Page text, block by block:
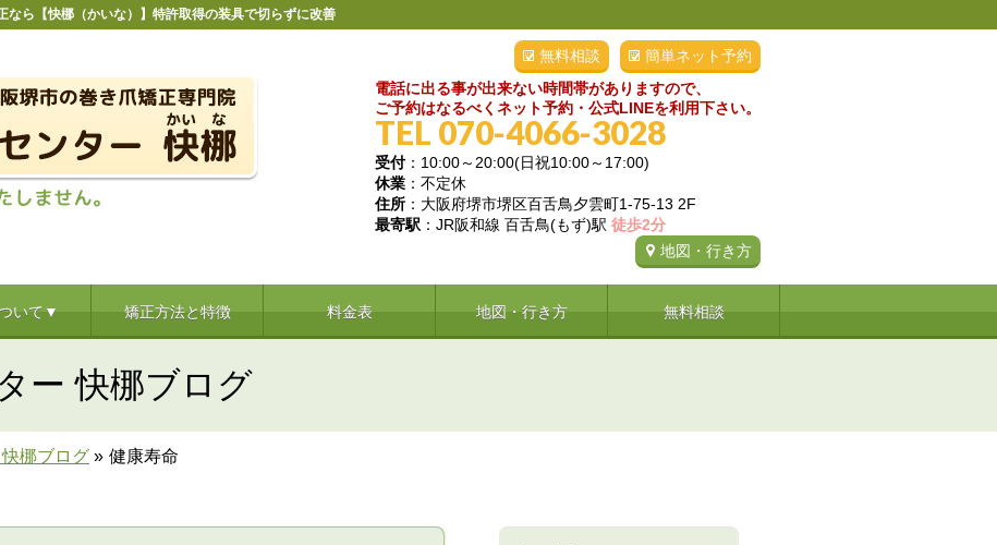
なら【快梛（かいな）】特許取得の装具で切らずに改善
簡単ネット予約
無料相談
電話に出る事が出来ない時間帯がありますので、
ご予約はなるべくネット予約・公式LINEを利用下さい。
TEL 070-4066-3028
受付：10:00～20:00(日祝10:00～17:00)
休業 ：不定休
住所 ：大阪府堺市堺区百舌鳥夕雲町1-75-13 2F
最寄駅 ：JR阪和線 百舌鳥(もず)駅 徒歩2分
地図・行き方
いて▼ 矯正方法と特徴 料金表 地図・行き方 無料相談
ー 快梛ブログ
梛ブログ » 健康寿命